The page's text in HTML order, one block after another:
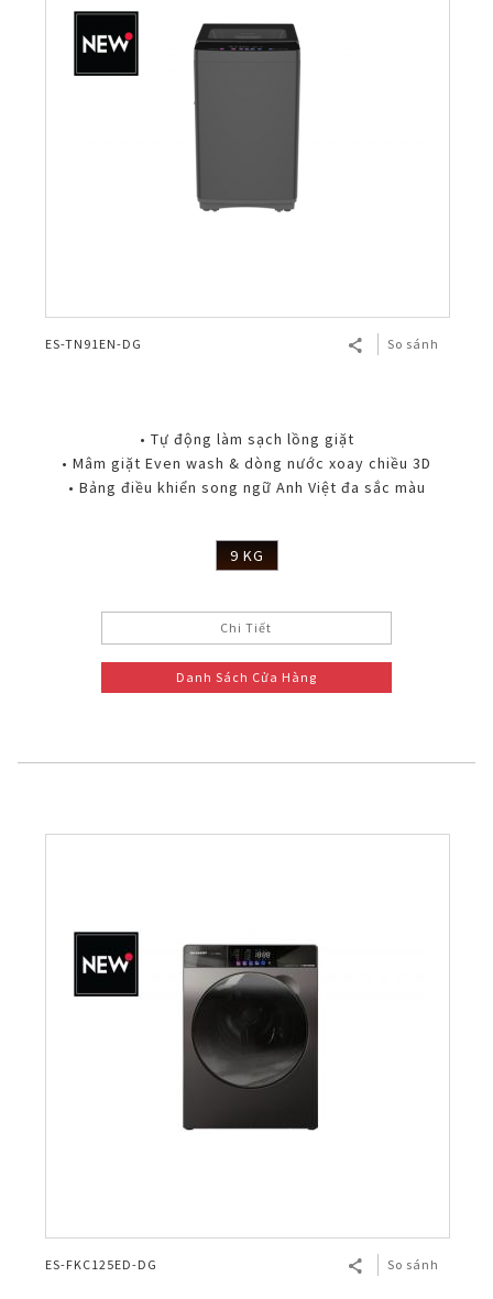
ES-TN91EN-DG So sánh
• Tự động làm sạch lồng giặt
• Mâm giặt Even wash & dòng nước xoay chiều 3D
• Bảng điều khiển song ngữ Anh Việt đa sắc màu
9 KG
Chi Tiết
Danh Sách Cửa Hàng
ES-FKC125ED-DG So sánh